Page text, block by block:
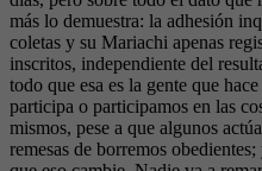
más lo demuestra: la adhesión
coletas y su Mariachi apenas
inscritos, independiente del
todo que esa es la gente que
participa o participamos en las
mismos, pese a que algunos
remesas de borremos